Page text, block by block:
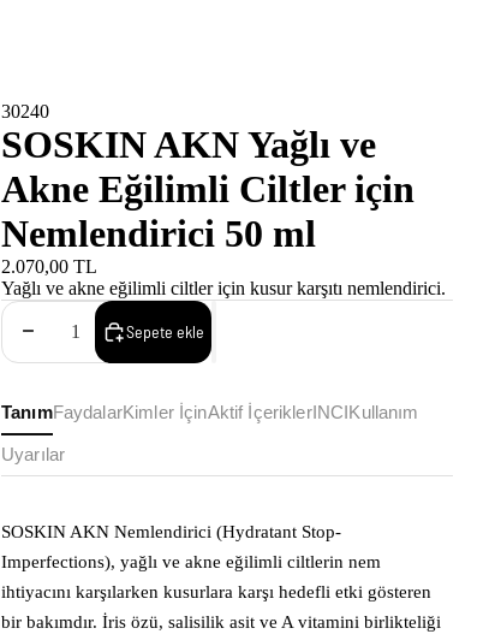
30240
SOSKIN AKN Yağlı ve
Akne Eğilimli Ciltler için
Nemlendirici 50 ml
2.070,00 TL
Yağlı ve akne eğilimli ciltler için kusur karşıtı nemlendirici.
Adedi azalt Adedi artır
Sepete ekle
TanımFaydalarKimler İçinAktif İçeriklerINCI Kullanım
Uyarılar
SOSKIN AKN Nemlendirici (Hydratant Stop-
Imperfections), yağlı ve akne eğilimli ciltlerin nem
ihtiyacını karşılarken kusurlara karşı hedefli etki gösteren
bir bakımdır. İris özü, salisilik asit ve A vitamini birlikteliği